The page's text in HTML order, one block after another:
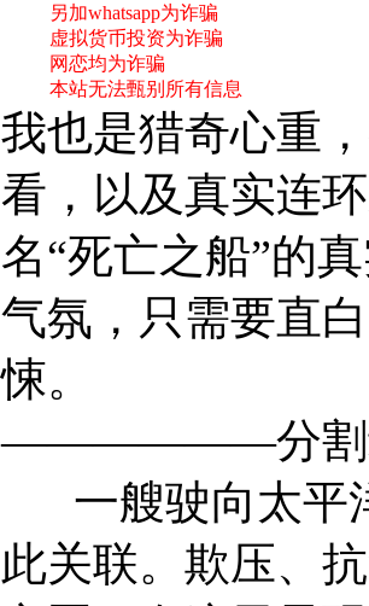
另加whatsapp为诈骗
虚拟货币投资为诈骗
网恋均为诈骗
本站无法甄别所有信息
我也是猎奇心重
看，以及真实连
名“死亡之船”的
气氛，只需要直
悚。
——————分割
一艘驶向太平
此关联。欺压、